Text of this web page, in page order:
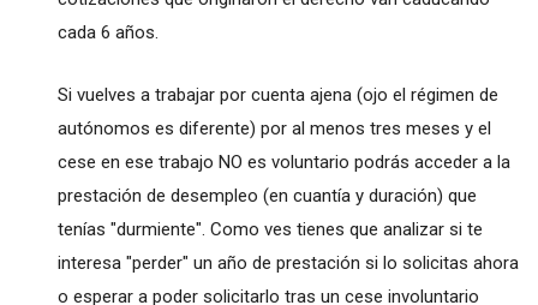
cada 6 años.
Si vuelves a trabajar por cuenta ajena (ojo el régimen de
autónomos es diferente) por al menos tres meses y el
cese en ese trabajo NO es voluntario podrás acceder a la
prestación de desempleo (en cuantía y duración) que
tenías "durmiente". Como ves tienes que analizar si te
interesa "perder" un año de prestación si lo solicitas ahora
o esperar a poder solicitarlo tras un cese involuntario